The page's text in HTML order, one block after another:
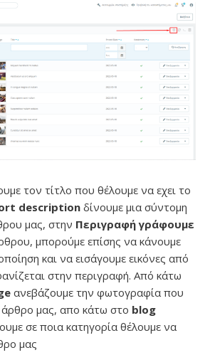
τον τίτλο που θέλουμε να εχει το
descriptionδίνουμε μια σύντομη
μας, στην Περιγραφή γράφουμε
μπορούμε επίσης να κάνουμε
και να εισάγουμε εικόνες από
στην περιγραφή. Από κάτω
ανεβάζουμε την φωτογραφία που
άρθρο μας, απο κάτω στο blog
σε ποια κατηγορία θέλουμε να
μας